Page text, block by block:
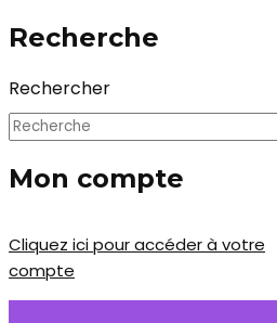
Recherche
Rechercher
Mon compte
Cliquez ici pour accéder à votre
compte